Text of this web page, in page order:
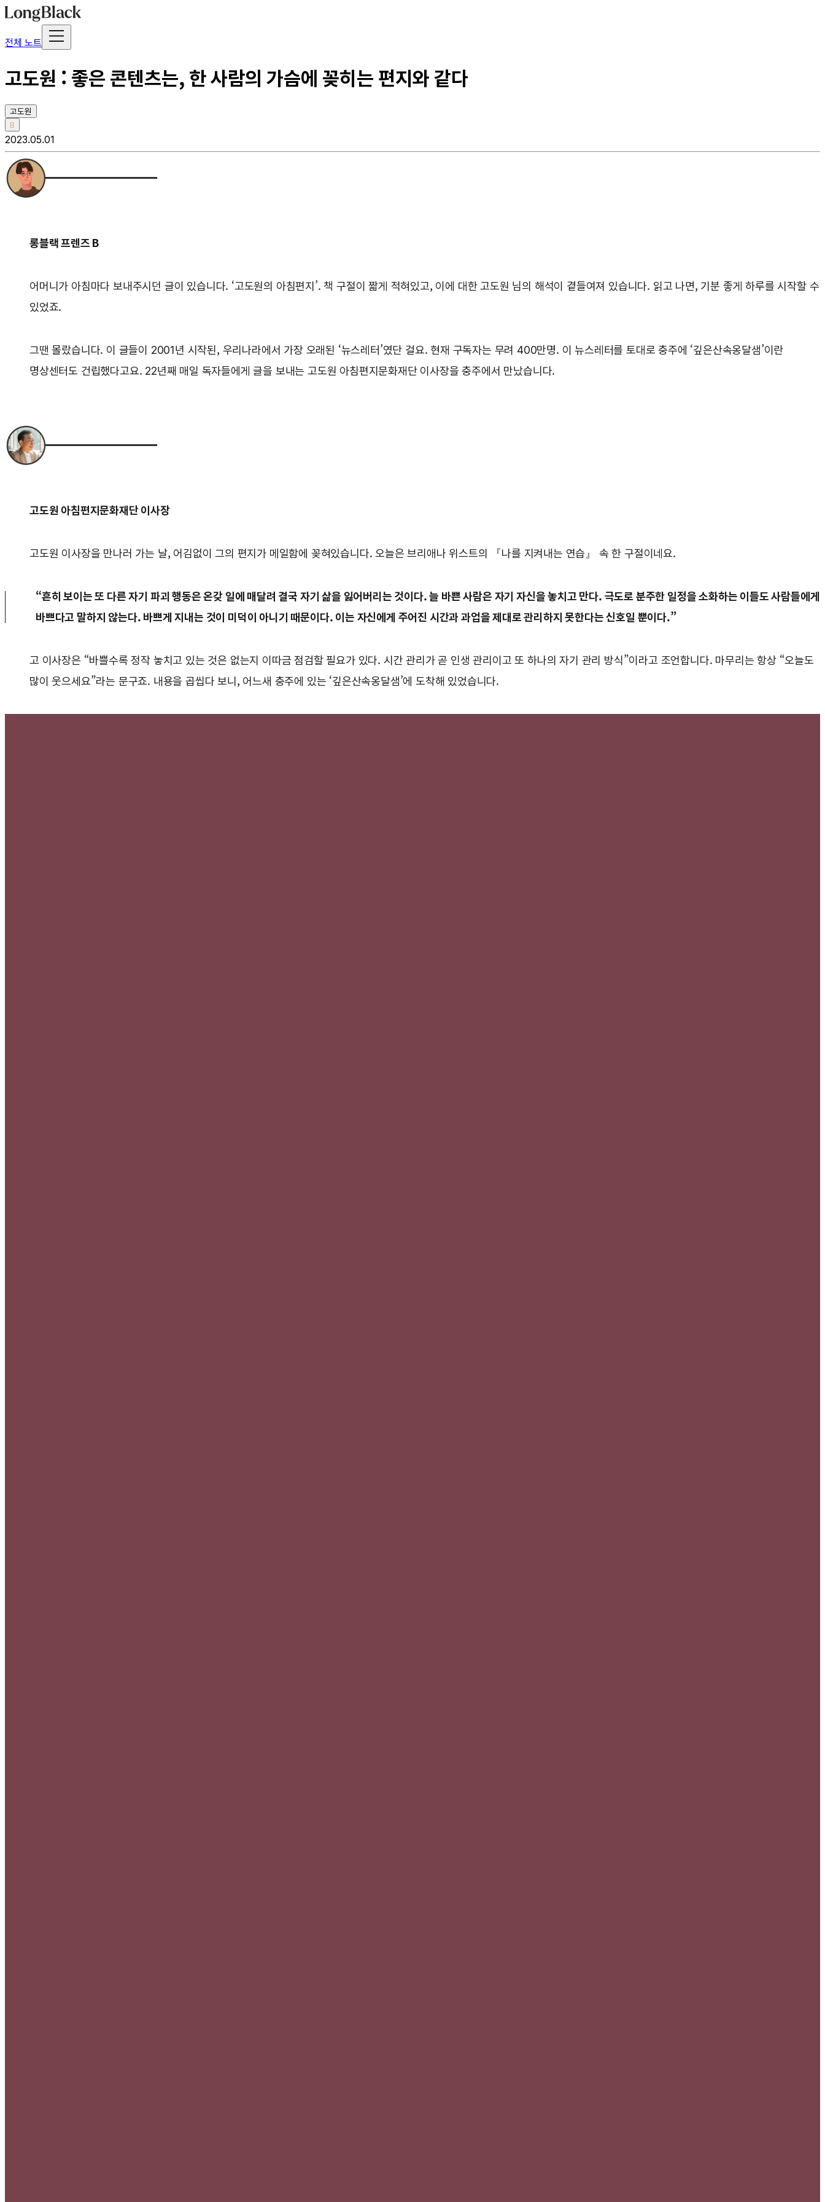
전체 노트
고도원 : 좋은 콘텐츠는, 한 사람의 가슴에 꽂히는 편지와 같다
고도원
B
2023.05.01
롱블랙 프렌즈 B
어머니가 아침마다 보내주시던 글이 있습니다. ‘고도원의 아침편지’. 책 구절이 짧게 적혀있고, 이에 대한 고도원 님의 해석이 곁들여져 있습니다. 읽고 나면, 기분 좋게 하루를 시작할 수
있었죠.
그땐 몰랐습니다. 이 글들이 2001년 시작된, 우리나라에서 가장 오래된 ‘뉴스레터’였단 걸요. 현재 구독자는 무려 400만명. 이 뉴스레터를 토대로 충주에 ‘깊은산속옹달샘’이란
명상센터도 건립했다고요. 22년째 매일 독자들에게 글을 보내는 고도원 아침편지문화재단 이사장을 충주에서 만났습니다.
고도원 아침편지문화재단 이사장
고도원 이사장을 만나러 가는 날, 어김없이 그의 편지가 메일함에 꽂혀있습니다. 오늘은 브리애나 위스트의 『나를 지켜내는 연습』 속 한 구절이네요.
“흔히 보이는 또 다른 자기 파괴 행동은 온갖 일에 매달려 결국 자기 삶을 잃어버리는 것이다. 늘 바쁜 사람은 자기 자신을 놓치고 만다. 극도로 분주한 일정을 소화하는 이들도 사람들에게
바쁘다고 말하지 않는다. 바쁘게 지내는 것이 미덕이 아니기 때문이다. 이는 자신에게 주어진 시간과 과업을 제대로 관리하지 못한다는 신호일 뿐이다.”
고 이사장은 “바쁠수록 정작 놓치고 있는 것은 없는지 이따금 점검할 필요가 있다. 시간 관리가 곧 인생 관리이고 또 하나의 자기 관리 방식”이라고 조언합니다. 마무리는 항상 “오늘도
많이 웃으세요”라는 문구죠. 내용을 곱씹다 보니, 어느새 충주에 있는 ‘깊은산속옹달샘’에 도착해 있었습니다.